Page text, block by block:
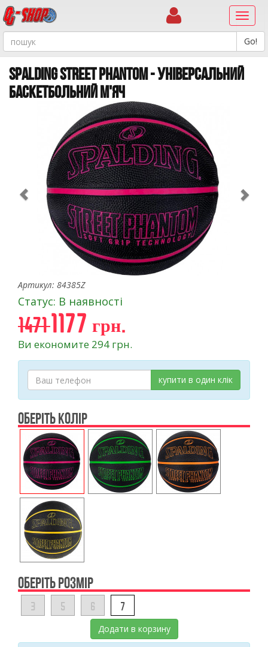
SPALDING STREET PHANTOM - УНІВЕРСАЛЬНИЙ
БАСКЕТБОЛЬНИЙ М'ЯЧ
Артикул: 84385Z
Статус: В наявності
14711177 грн.
Ви економите 294 грн.
купити в один клік
ОБЕРІТЬ КОЛІР
ОБЕРІТЬ РОЗМІР
3 5 6 7
Додати в корзину